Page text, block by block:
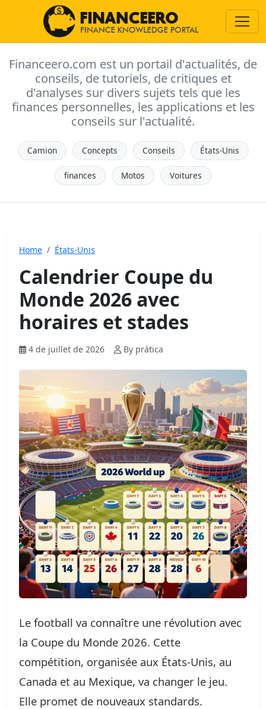
Financeero.com est un portail d'actualités, de
conseils, de tutoriels, de critiques et
d'analyses sur divers sujets tels que les
finances personnelles, les applications et les
conseils sur l'actualité.
Camion Concepts Conseils États-Unis
finances Motos Voitures
Home États-Unis
Calendrier Coupe du
Monde 2026 avec
horaires et stades
4 de juillet de 2026 By prática
Le football va connaître une révolution avec
la Coupe du Monde 2026. Cette
compétition, organisée aux États-Unis, au
Canada et au Mexique, va changer le jeu.
Elle promet de nouveaux standards.